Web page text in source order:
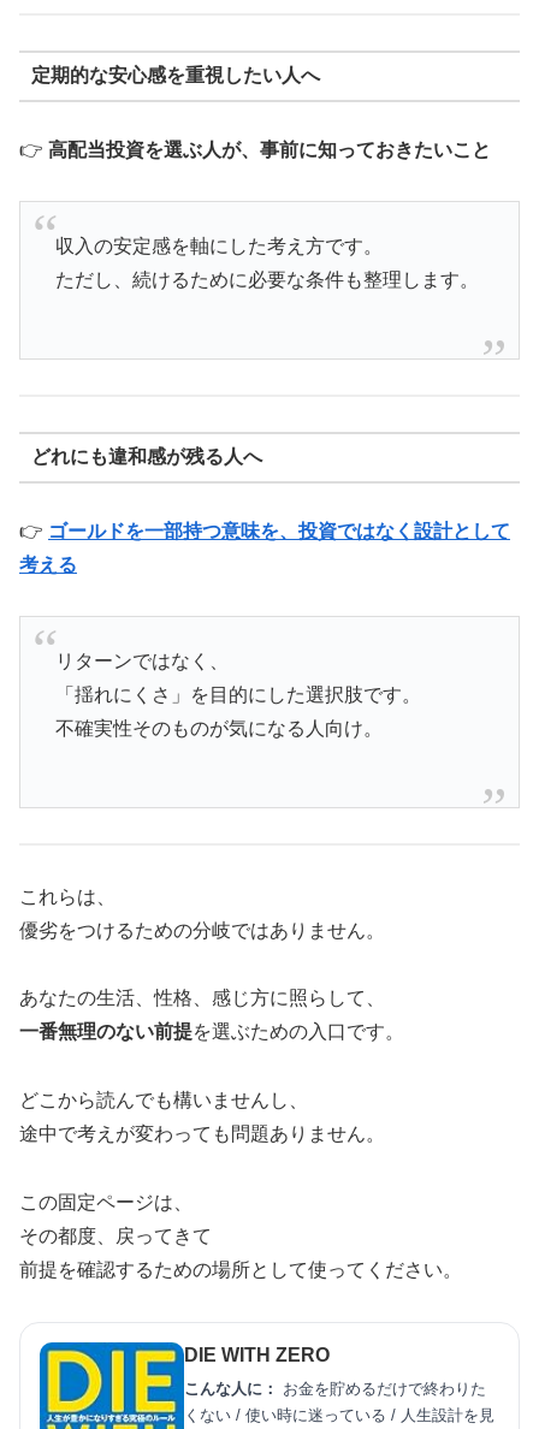
定期的な安心感を重視したい人へ
👉 高配当投資を選ぶ人が、事前に知っておきたいこと
収入の安定感を軸にした考え方です。
ただし、続けるために必要な条件も整理します。
どれにも違和感が残る人へ
👉 ゴールドを一部持つ意味を、投資ではなく設計として
考える
リターンではなく、
「揺れにくさ」を目的にした選択肢です。
不確実性そのものが気になる人向け。
これらは、
優劣をつけるための分岐ではありません。
あなたの生活、性格、感じ方に照らして、
一番無理のない前提を選ぶための入口です。
どこから読んでも構いませんし、
途中で考えが変わっても問題ありません。
この固定ページは、
その都度、戻ってきて
前提を確認するための場所として使ってください。
DIE WITH ZERO
こんな人に：
お金を貯めるだけで終わりた
くない / 使い時に迷っている / 人生設計を見